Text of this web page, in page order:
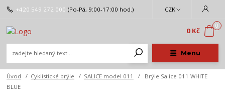
Menu
CZK
+420 549 272 000 (Po-Pá, 9:00-17:00 hod.)
0
0 Kč
Úvod Cyklistické brýle SALICE model 011
Brýle Salice 011 WHITE
BLUE